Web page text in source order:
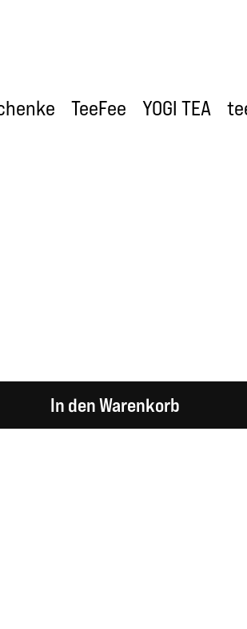
TeeFee YOGI TEA
Wert ein oder
In den Warenkorb